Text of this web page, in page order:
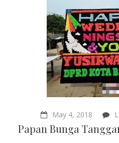
May 4, 2018
Papan Bunga